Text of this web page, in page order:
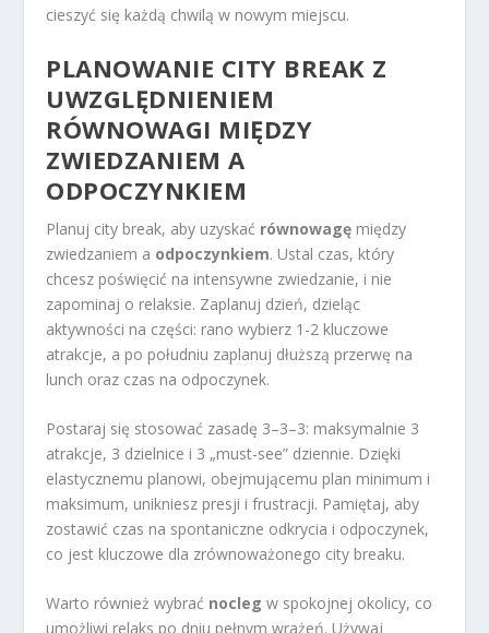
cieszyć się każdą chwilą w nowym miejscu.
PLANOWANIE CITY BREAK Z
UWZGLĘDNIENIEM
RÓWNOWAGI MIĘDZY
ZWIEDZANIEM A
ODPOCZYNKIEM
Planuj city break, aby uzyskać równowagę między
zwiedzaniem a odpoczynkiem. Ustal czas, który
chcesz poświęcić na intensywne zwiedzanie, i nie
zapominaj o relaksie. Zaplanuj dzień, dzieląc
aktywności na części: rano wybierz 1-2 kluczowe
atrakcje, a po południu zaplanuj dłuższą przerwę na
lunch oraz czas na odpoczynek.
Postaraj się stosować zasadę 3–3–3: maksymalnie 3
atrakcje, 3 dzielnice i 3 „must-see” dziennie. Dzięki
elastycznemu planowi, obejmującemu plan minimum i
maksimum, unikniesz presji i frustracji. Pamiętaj, aby
zostawić czas na spontaniczne odkrycia i odpoczynek,
co jest kluczowe dla zrównoważonego city breaku.
Warto również wybrać nocleg w spokojnej okolicy, co
umożliwi relaks po dniu pełnym wrażeń. Używaj